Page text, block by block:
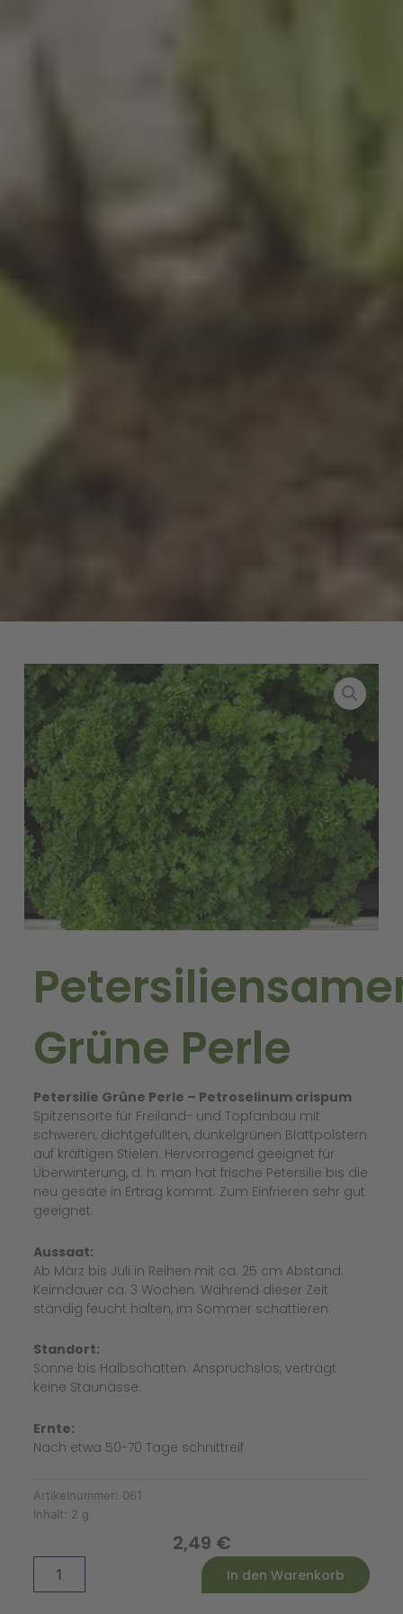
Grüne Perle
Petersilie Grüne Perle – Petroselinum crispum
Spitzensorte für Freiland- und Topfanbau mit
schweren, dichtgefüllten, dunkelgrünen Blattpolstern
auf kräftigen Stielen. Hervorragend geeignet für
Überwinterung, d. h. man hat frische Petersilie bis die
neu gesäte in Ertrag kommt. Zum Einfrieren sehr gut
geeignet.
Aussaat:
Ab März bis Juli in Reihen mit ca. 25 cm Abstand.
Keimdauer ca. 3 Wochen. Während dieser Zeit
ständig feucht halten, im Sommer schattieren.
Standort:
Sonne bis Halbschatten. Anspruchslos, verträgt
keine Staunässe.
Ernte:
Nach etwa 50-70 Tage schnittreif
Artikelnummer: 061
Inhalt: 2 g
2,49 €
Grüne
In den Warenkorb
Alternative: